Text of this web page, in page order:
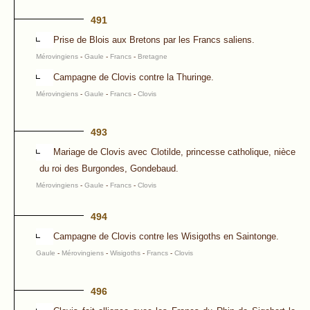
491
Prise de Blois aux Bretons par les Francs saliens.
Mérovingiens - Gaule - Francs - Bretagne
Campagne de Clovis contre la Thuringe.
Mérovingiens - Gaule - Francs - Clovis
493
Mariage de Clovis avec Clotilde, princesse catholique, nièce
du roi des Burgondes, Gondebaud.
Mérovingiens - Gaule - Francs - Clovis
494
Campagne de Clovis contre les Wisigoths en Saintonge.
Gaule - Mérovingiens - Wisigoths - Francs - Clovis
496